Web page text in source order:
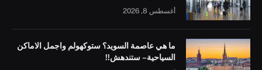
أغسطس 8, 2026
ما هي عاصمة السويد؟ ستوكهولم واجمل الاماكن
السياحية – ستندهش!!